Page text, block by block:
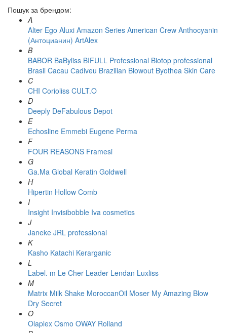
Пошук за брендом:
A
Alter Ego Aluxi Amazon Series American Crew Anthocyanin
(Антоцианин) ArtAlex
B
BABOR BaByliss BIFULL Professional Biotop professional
Brasil Cacau Сadiveu Brazilian Blowout Byothea Skin Care
C
CHI Corioliss CULT.O
D
Deeply DeFabulous Depot
E
Echosline Emmebi Eugene Perma
F
FOUR REASONS Framesi
G
Ga.Ma Global Keratin Goldwell
H
Hipertin Hollow Comb
I
Insight Invisibobble Iva cosmetics
J
Janeke JRL professional
K
Kasho Katachi Kerarganic
L
Label. m Le Cher Leader Lendan Luxliss
M
Matrix Milk Shake MoroccanOil Moser My Amazing Blow
Dry Secret
O
Olaplex Osmo OWAY Rolland